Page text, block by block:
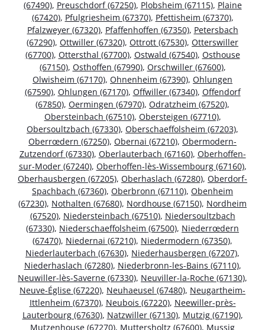
(67490), Preuschdorf (67250), Plobsheim (67115), Plaine
(67420), Pfulgriesheim (67370), Pfettisheim (67370),
Pfalzweyer (67320), Pfaffenhoffen (67350), Petersbach
(67290), Ottwiller (67320), Ottrott (67530), Otterswiller
(67700), Ottersthal (67700), Ostwald (67540), Osthouse
(67150), Osthoffen (67990), Orschwiller (67600),
Olwisheim (67170), Ohnenheim (67390), Ohlungen
(67590), Ohlungen (67170), Offwiller (67340), Offendorf
(67850), Oermingen (67970), Odratzheim (67520),
Obersteinbach (67510), Obersteigen (67710),
Obersoultzbach (67330), Oberschaeffolsheim (67203),
Oberrœdern (67250), Obernai (67210), Obermodern-
Zutzendorf (67330), Oberlauterbach (67160), Oberhoffen-
sur-Moder (67240), Oberhoffen-lès-Wissembourg (67160),
Oberhausbergen (67205), Oberhaslach (67280), Oberdorf-
Spachbach (67360), Oberbronn (67110), Obenheim
(67230), Nothalten (67680), Nordhouse (67150), Nordheim
(67520), Niedersteinbach (67510), Niedersoultzbach
(67330), Niederschaeffolsheim (67500), Niederrœdern
(67470), Niedernai (67210), Niedermodern (67350),
Niederlauterbach (67630), Niederhausbergen (67207),
Niederhaslach (67280), Niederbronn-les-Bains (67110),
Neuwiller-lès-Saverne (67330), Neuviller-la-Roche (67130),
Neuve-Église (67220), Neuhaeusel (67480), Neugartheim-
Ittlenheim (67370), Neubois (67220), Neewiller-près-
Lauterbourg (67630), Natzwiller (67130), Mutzig (67190),
Mutzenhouse (67270), Muttersholtz (67600), Mussig